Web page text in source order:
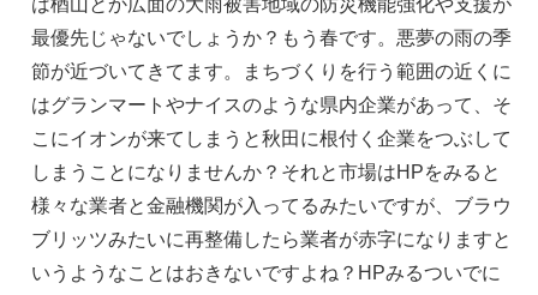
は楢山とか広面の大雨被害地域の防災機能強化や支援が
最優先じゃないでしょうか？もう春です。悪夢の雨の季
節が近づいてきてます。まちづくりを行う範囲の近くに
はグランマートやナイスのような県内企業があって、そ
こにイオンが来てしまうと秋田に根付く企業をつぶして
しまうことになりませんか？それと市場はHPをみると
様々な業者と金融機関が入ってるみたいですが、ブラウ
ブリッツみたいに再整備したら業者が赤字になりますと
いうようなことはおきないですよね？HPみるついでに